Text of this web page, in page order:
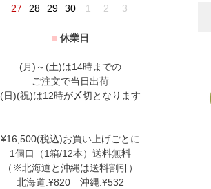
27
28 29 30 1 2 3
■ 休業日
(月)～(土)は14時までの
ご注文で当日出荷
(日)(祝)は12時が〆切となります
¥16,500(税込)お買い上げごとに
1個口（1箱/12本）送料無料
（※北海道と沖縄は送料割引）
北海道:¥820 沖縄:¥532